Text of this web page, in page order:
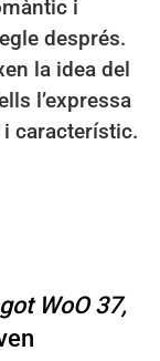
i
després.
la idea del
l’expressa
característic.
WoO 37,